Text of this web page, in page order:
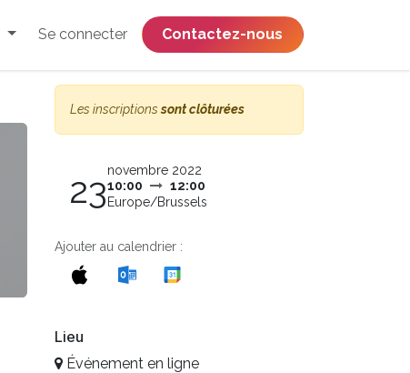
Se connecter ​​​​​​​​​​​​​​​​Contactez-nous
Les inscriptionssont clôturées
23novembre 2022
10:00
12:00
Europe/Brussels
Ajouter au calendrier :
Lieu
Événement en ligne